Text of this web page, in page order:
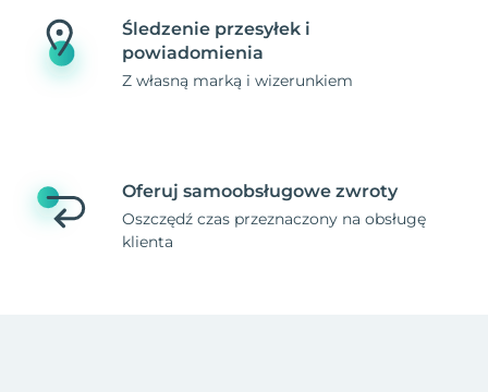
Śledzenie przesyłek i
powiadomienia
Z własną marką i wizerunkiem
Oferuj samoobsługowe zwroty
Oszczędź czas przeznaczony na obsługę
klienta